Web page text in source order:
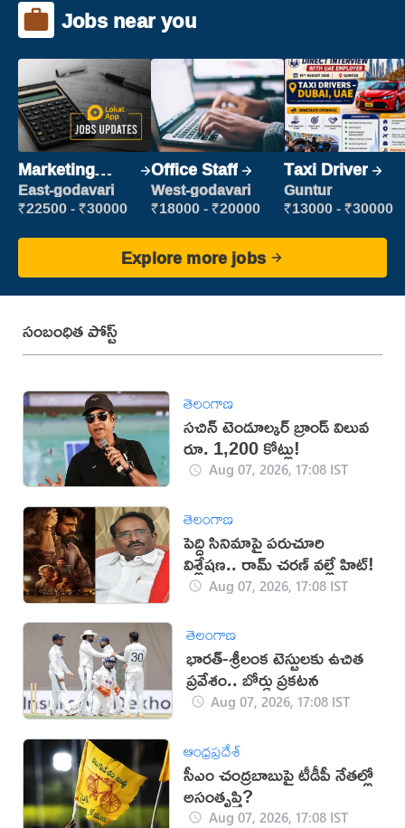
Jobs near you
Marketing
Executive
East-godavari
₹22500 - ₹30000
Office Staff
West-godavari
₹18000 - ₹20000
Taxi Driver
Guntur
₹13000 - ₹30000
Explore more jobs
సంబంధిత పోస్ట్
తెలంగాణ
సచిన్ టెండూల్కర్ బ్రాండ్ విలువ
రూ. 1,200 కోట్లు!
Aug 07, 2026, 17:08 IST
తెలంగాణ
పెద్ది సినిమాపై పరుచూరి
విశ్లేషణ.. రామ్ చరణ్ వల్లే హిట్!
Aug 07, 2026, 17:08 IST
తెలంగాణ
భారత్-శ్రీలంక టెస్టులకు ఉచిత
ప్రవేశం.. బోర్డు ప్రకటన
Aug 07, 2026, 17:08 IST
ఆంధ్రప్రదేశ్
సీఎం చంద్రబాబుపై టీడీపీ నేతల్లో
అసంతృప్తి?
Aug 07, 2026, 17:08 IST